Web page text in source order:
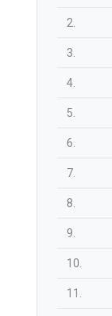
2.
3.
4.
5.
6.
7.
8.
9.
10.
11.